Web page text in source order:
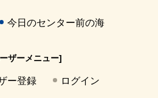
今日のセンター前の海
ザーメニュー]
ー登録 ログイン